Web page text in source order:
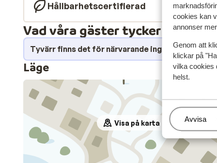
cookies kan
annonser
Genom att
klickar på
vilka cookies
helst.
Hantera
Avvisa
Hållbarhetscertifierad
Vad våra gäster tycker
Tyvärr finns det för närvarande inga omdömen
Läge
Visa på karta